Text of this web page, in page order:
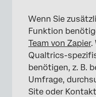
Wenn Sie
Funktion
Team von Zapier.
Qualtrics-
benötigen, z. B.
Umfrage,
Site oder